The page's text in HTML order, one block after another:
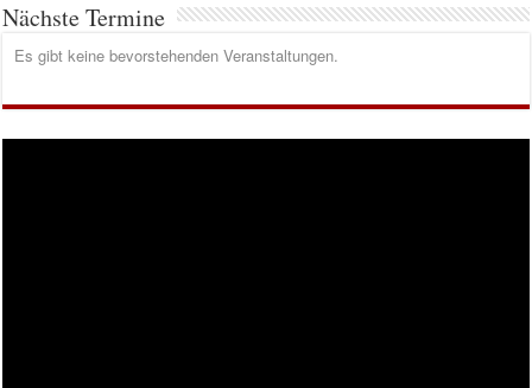
Nächste Termine
Es gibt keine bevorstehenden Veranstaltungen.